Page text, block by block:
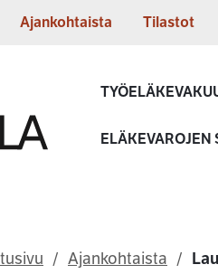
Ajankohtaista Tilastot
Ajankohtaista